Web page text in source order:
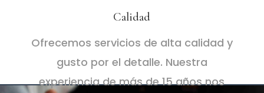
Calidad
Ofrecemos servicios de alta calidad y
gusto por el detalle. Nuestra
experiencia de más de 15 años nos